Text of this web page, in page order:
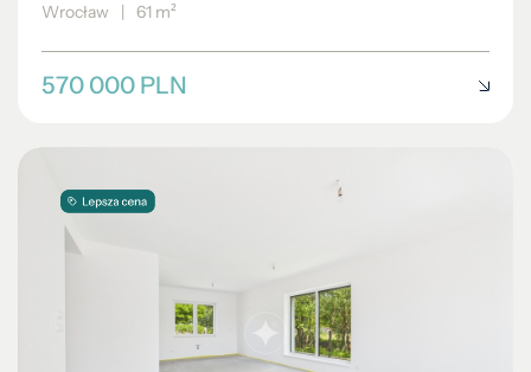
Wrocław | 61 m²
570 000 PLN